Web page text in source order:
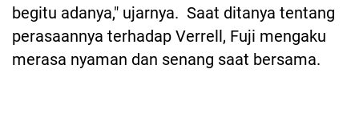
begitu adanya," ujarnya. Saat ditanya tentang
perasaannya terhadap Verrell, Fuji mengaku
merasa nyaman dan senang saat bersama.